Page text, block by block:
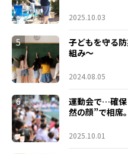
2025.10.03
5
子どもを守る
組み～
2024.08.05
6
運動会で…確保
然の顔”で相席
2025.10.01